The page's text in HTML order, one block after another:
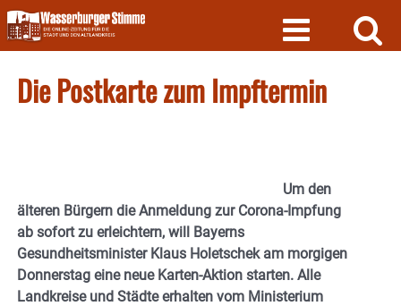
Skip
to
content
Die Postkarte zum Impftermin
Um den
älteren Bürgern die Anmeldung zur Corona-Impfung
ab sofort zu erleichtern, will Bayerns
Gesundheitsminister Klaus Holetschek am morgigen
Donnerstag eine neue Karten-Aktion starten. Alle
Landkreise und Städte erhalten vom Ministerium